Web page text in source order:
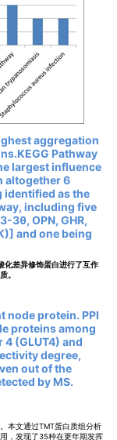
aggregation
Pathway
largest influence
altogether 6
as the
including five
3θ, OPN, GHR,
and one being
化差异修饰蛋白进行了互作
。
node protein. PPI
proteins among
(GLUT4) and
degree,
out of the
by MS.
本文通过TMT蛋白质组分析
，发现了35种在更年期发挥